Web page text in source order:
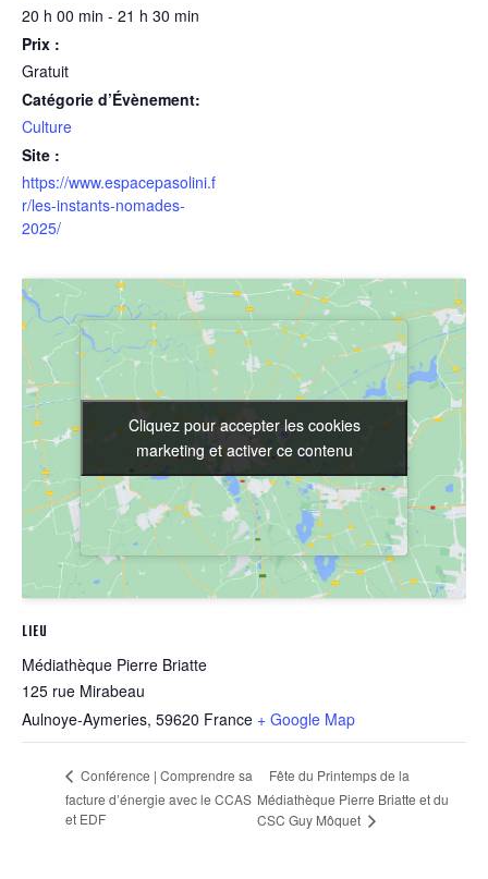
20 h 00 min - 21 h 30 min
Prix :
Gratuit
Catégorie d’Évènement:
Culture
Site :
https://www.espacepasolini.f
r/les-instants-nomades-
2025/
LIEU
Médiathèque Pierre Briatte
125 rue Mirabeau
Aulnoye-Aymeries, 59620 France + Google Map
Cliquez pour accepter les cookies
marketing et activer ce contenu
Cliquez pour accepter les cookies
marketing et activer ce contenu
Conférence | Comprendre sa
facture d’énergie avec le CCAS
et EDF
Fête du Printemps de la
Médiathèque Pierre Briatte et du
CSC Guy Môquet